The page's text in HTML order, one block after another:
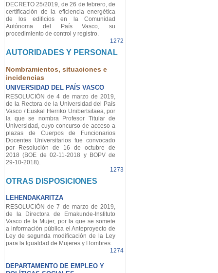
DECRETO 25/2019, de 26 de febrero, de
certificación de la eficiencia energética
de los edificios en la Comunidad
Autónoma del País Vasco, su
procedimiento de control y registro.
1272
AUTORIDADES Y PERSONAL
Nombramientos, situaciones e
incidencias
UNIVERSIDAD DEL PAÍS VASCO
RESOLUCIÓN de 4 de marzo de 2019,
de la Rectora de la Universidad del País
Vasco / Euskal Herriko Unibertsitaea, por
la que se nombra Profesor Titular de
Universidad, cuyo concurso de acceso a
plazas de Cuerpos de Funcionarios
Docentes Universitarios fue convocado
por Resolución de 16 de octubre de
2018 (BOE de 02-11-2018 y BOPV de
29-10-2018).
1273
OTRAS DISPOSICIONES
LEHENDAKARITZA
RESOLUCIÓN de 7 de marzo de 2019,
de la Directora de Emakunde-Instituto
Vasco de la Mujer, por la que se somete
a información pública el Anteproyecto de
Ley de segunda modificación de la Ley
para la Igualdad de Mujeres y Hombres.
1274
DEPARTAMENTO DE EMPLEO Y